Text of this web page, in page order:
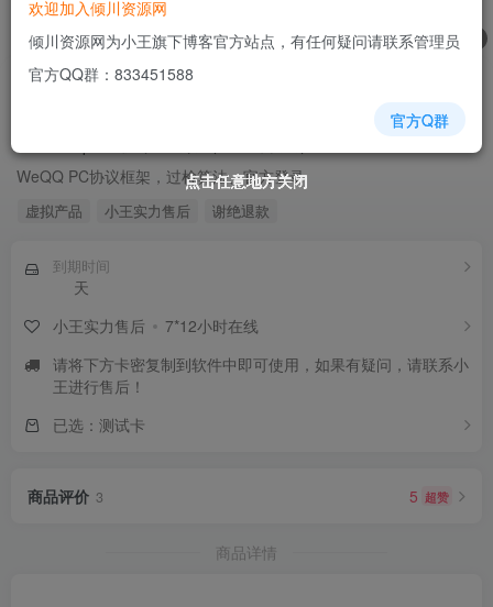
1/
WeQQ PC协议框架，过检算法、官方登录
虚拟产品 小王实力售后 谢绝退款
￥1
到期时间
天
小王实力售后
7*12小时在线
请将下方卡密复制到软件中即可使用，如果有疑问，请联系小
王进行售后！
已选：测试卡
商品评价 3 5 超赞
商品详情
点击任意地方关闭
点击任意地方关闭
点击任意地方关闭
点击任意地方关闭
点击任意地方关闭
点击任意地方关闭
点击任意地方关闭
欢迎加入倾川资源网
倾川资源网为小王旗下博客官方站点，有任何疑问请联系管理员
官方QQ群：833451588
官方Q群